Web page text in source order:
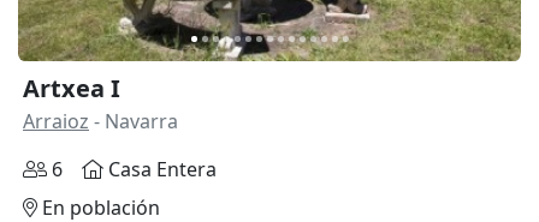
Artxea I
Arraioz - Navarra
6
Casa Entera
En población